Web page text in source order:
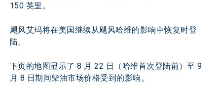
150 英里。
飓风艾玛将在美国继续从飓风哈维的影响中恢复时登
陆。
下页的地图显示了 8 月 22 日（哈维首次登陆前）至 9
月 8 日期间柴油市场价格受到的影响。